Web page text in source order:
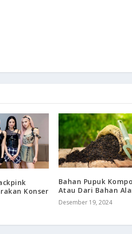
Konser
Bahan Pupuk
Atau Dari Bahan
Desember 19, 2024